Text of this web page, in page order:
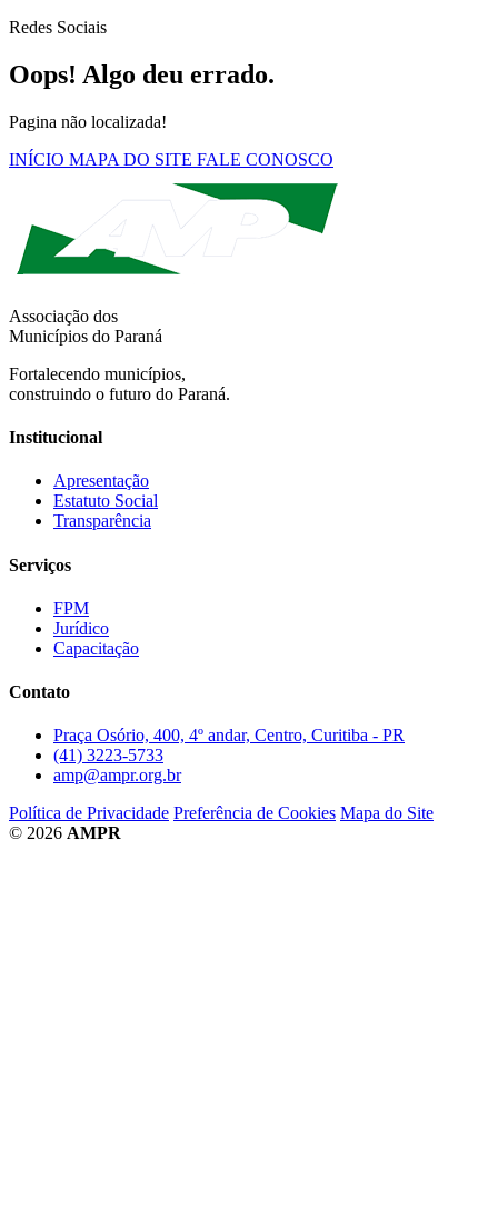
Redes Sociais
Oops! Algo deu errado.
Pagina não localizada!
INÍCIO MAPA DO SITE FALE CONOSCO
Associação dos
Municípios do Paraná
Fortalecendo municípios,
construindo o futuro do Paraná.
Institucional
Apresentação
Estatuto Social
Transparência
Serviços
FPM
Jurídico
Capacitação
Contato
Praça Osório, 400, 4º andar, Centro, Curitiba - PR
(41) 3223-5733
amp@ampr.org.br
Política de Privacidade Preferência de Cookies Mapa do Site
© 2026 AMPR